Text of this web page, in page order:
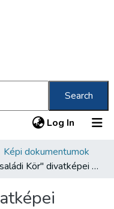
Search
Log In (current)
Képi dokumentumok
A "Családi Kör" divatképei április hóban Alter és Kiss udvari szállítók női divatterméből /